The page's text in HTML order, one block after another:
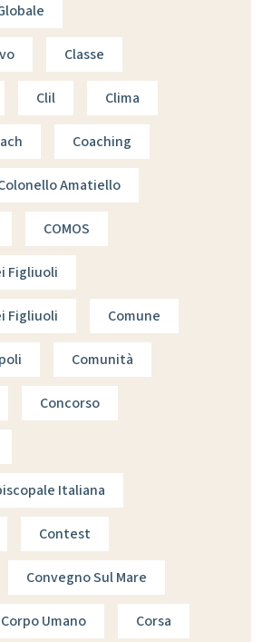
Classe
Clil Clima
Coaching
Amatiello
COMOS
Figliuoli
Figliuoli Comune
Comunità
Concorso
Italiana
Contest
Convegno Sul Mare
Corpo Umano Corsa